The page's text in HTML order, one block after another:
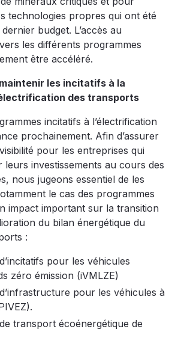
technologies propres qui ont été
budget. L’accès au
les différents programmes
être accéléré.
les incitatifs à la
des transports
incitatifs à l’électrification
prochainement. Afin d’assurer
pour les entreprises qui
investissements au cours des
nous jugeons essentiel de les
le cas des programmes
impact important sur la transition
du bilan énergétique du
:
pour les véhicules
zéro émission (iVMLZE)
pour les véhicules à
transport écoénergétique de